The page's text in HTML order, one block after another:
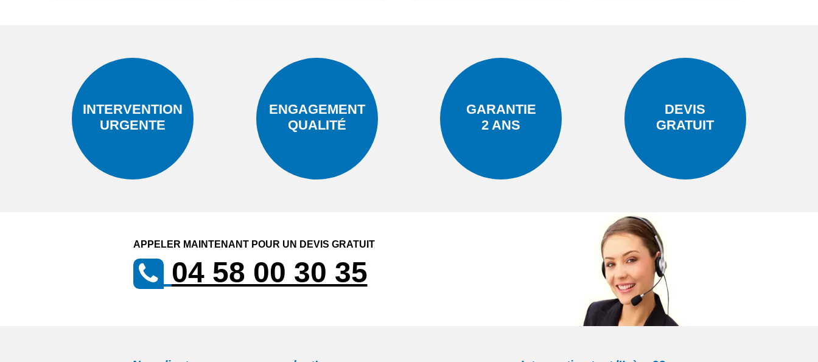
INTERVENTION
URGENTE
ENGAGEMENT
QUALITÉ
GARANTIE
2 ANS
DEVIS
GRATUIT
APPELER MAINTENANT POUR UN DEVIS GRATUIT
04 58 00 30 35